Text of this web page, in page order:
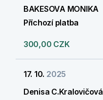
BAKESOVA MONIKA
Příchozí platba
300,00 CZK
17. 10. 2025
Denisa C.Kralovičová